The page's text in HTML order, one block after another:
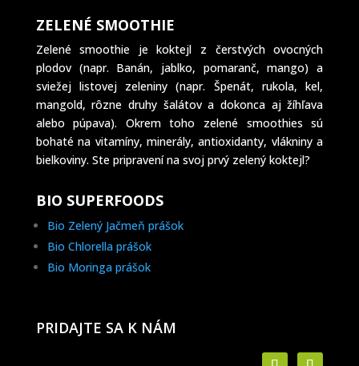
ZELENÉ SMOOTHIE
Zelené smoothie je koktejl z čerstvých ovocných
plodov (napr. Banán, jablko, pomaranč, mango) a
sviežej listovej zeleniny (napr. Špenát, rukola, kel,
mangold, rôzne druhy šalátov a dokonca aj žíhľava
alebo púpava). Okrem toho zelené smoothies sú
bohaté na vitamíny, minerály, antioxidanty, vlákniny a
bielkoviny. Ste pripravení na svoj prvý zelený koktejl?
BIO SUPERFOODS
Bio Zelený Jačmeň prášok
Bio Chlorella prášok
Bio Moringa prášok
PRIDAJTE SA K NÁM